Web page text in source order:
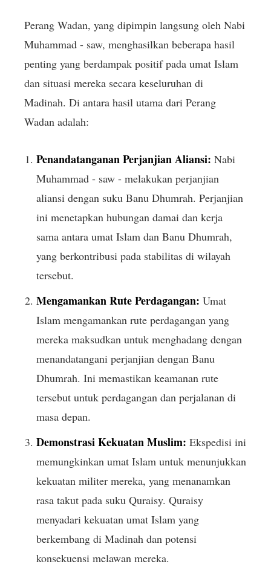
Perang Wadan, yang dipimpin langsung oleh Nabi
Muhammad - saw, menghasilkan beberapa hasil
penting yang berdampak positif pada umat Islam
dan situasi mereka secara keseluruhan di
Madinah. Di antara hasil utama dari Perang
Wadan adalah:
Penandatanganan Perjanjian Aliansi: Nabi
Muhammad - saw - melakukan perjanjian
aliansi dengan suku Banu Dhumrah. Perjanjian
ini menetapkan hubungan damai dan kerja
sama antara umat Islam dan Banu Dhumrah,
yang berkontribusi pada stabilitas di wilayah
tersebut.
Mengamankan Rute Perdagangan: Umat
Islam mengamankan rute perdagangan yang
mereka maksudkan untuk menghadang dengan
menandatangani perjanjian dengan Banu
Dhumrah. Ini memastikan keamanan rute
tersebut untuk perdagangan dan perjalanan di
masa depan.
Demonstrasi Kekuatan Muslim: Ekspedisi ini
memungkinkan umat Islam untuk menunjukkan
kekuatan militer mereka, yang menanamkan
rasa takut pada suku Quraisy. Quraisy
menyadari kekuatan umat Islam yang
berkembang di Madinah dan potensi
konsekuensi melawan mereka.